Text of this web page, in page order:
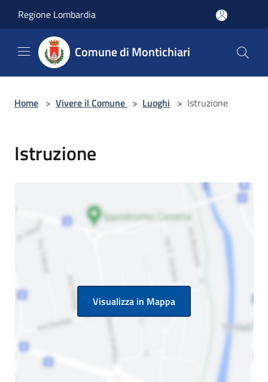
Regione Lombardia
Comune di Montichiari
Home > Vivere il Comune > Luoghi > Istruzione
Istruzione
Visualizza in Mappa